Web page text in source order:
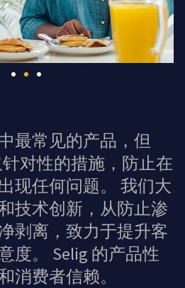
最常见的产品，但
对性的措施，防止在
现任何问题。 我们大
技术创新，从防止渗
剥离，致力于提升客
度。 Selig 的产品性
消费者信赖。